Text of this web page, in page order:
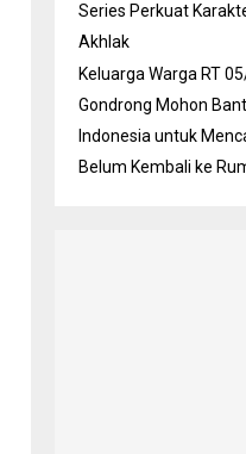
Series Perkuat
Akhlak
Keluarga Warga RT
Gondrong Mohon
Indonesia untuk
Belum Kembali ke